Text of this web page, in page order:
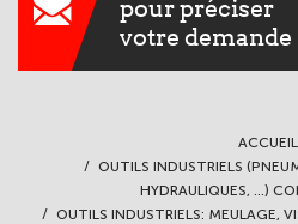
pour préciser
votre demande
ACCUEIL
OUTILS INDUSTRIELS
HYDRAULIQUES, ...)
OUTILS INDUSTRIELS: MEULAGE,